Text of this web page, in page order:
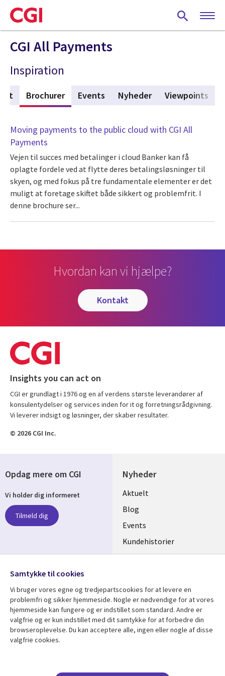
Skip
to
main
content
CGI All Payments
Inspiration
Brochurer(active tab)
Events Nyheder Viewpoints
Moving payments to the public cloud with CGI All
Payments
Vejen til succes med betalinger i cloud Banker kan få
oplagte fordele ved at flytte deres betalingsløsninger til
skyen, og med fokus på tre fundamentale elementer er det
muligt at foretage skiftet både sikkert og problemfrit. I
denne brochure ser...
Hvordan kan vi hjælpe?
kontakt
Insights you can act on
CGI er grundlagt i 1976 og en af verdens største leverandører af
konsulentydelser og services inden for it og forretningsrådgivning.
Vi leverer indsigt og løsninger, der skaber resultater.
© 2026 CGI Inc.
Nyheder
Useful
links
DENMARK
Aktuelt
Blog
Events
Kundehistorier
Videoer
Se mere
Library
Artikler
Support
Opdag mere om CGI
Vi holder dig informeret
Tilmeld dig
Media
DENMARK
Samtykke til cookies
Vi bruger vores egne og tredjepartscookies for at levere en
problemfri og sikker hjemmeside. Nogle er nødvendige for at vores
hjemmeside kan fungere og er indstillet som standard. Andre er
valgfrie og er kun indstillet med dit samtykke for at forbedre din
browseroplevelse. Du kan acceptere alle, ingen eller nogle af disse
valgfrie cookies.